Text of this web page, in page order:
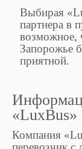
Выбирая
партнера в
возможное,
Запорожье
приятной.
«LuxBus»
Компания